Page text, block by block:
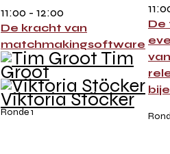
11:00 - 12:00
De kracht van
matchmakingsoftware
Tim
Groot
Viktoria Stöcker
Ronde 1
De